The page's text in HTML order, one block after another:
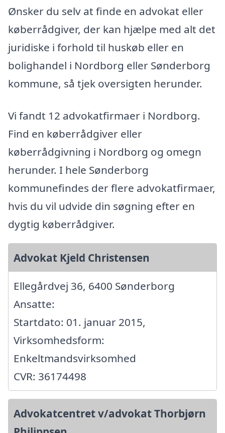
Ønsker du selv at finde en advokat eller
køberrådgiver, der kan hjælpe med alt det
juridiske i forhold til huskøb eller en
bolighandel i Nordborg eller Sønderborg
kommune, så tjek oversigten herunder.
Vi fandt 12 advokatfirmaer i Nordborg.
Find en køberrådgiver eller
køberrådgivning i Nordborg og omegn
herunder. I hele Sønderborg
kommunefindes der flere advokatfirmaer,
hvis du vil udvide din søgning efter en
dygtig køberrådgiver.
Advokat Kjeld Christensen
Ellegårdvej 36, 6400 Sønderborg
Ansatte:
Startdato: 01. januar 2015,
Virksomhedsform:
Enkeltmandsvirksomhed
CVR: 36174498
Advokatcentret v/advokat Thorbjørn